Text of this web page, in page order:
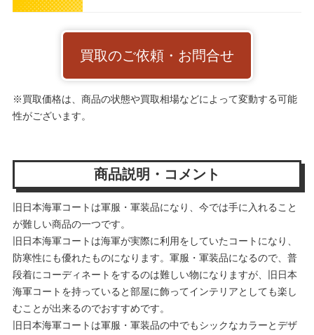
買取のご依頼・お問合せ
※買取価格は、商品の状態や買取相場などによって変動する可能
性がございます。
商品説明・コメント
旧日本海軍コートは軍服・軍装品になり、今では手に入れること
が難しい商品の一つです。
旧日本海軍コートは海軍が実際に利用をしていたコートになり、
防寒性にも優れたものになります。軍服・軍装品になるので、普
段着にコーディネートをするのは難しい物になりますが、旧日本
海軍コートを持っていると部屋に飾ってインテリアとしても楽し
むことが出来るのでおすすめです。
旧日本海軍コートは軍服・軍装品の中でもシックなカラーとデザ